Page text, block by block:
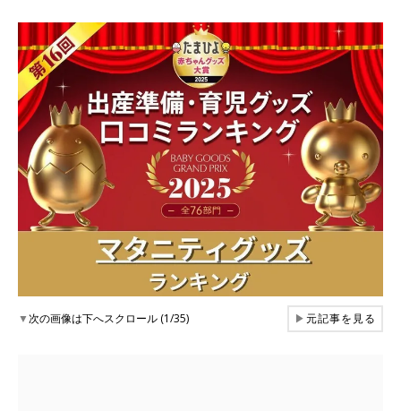
▼次の画像は下へスクロール (1/35) ▶元記事を見る